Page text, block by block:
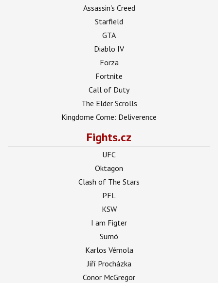
Assassin's Creed
Starfield
GTA
Diablo IV
Forza
Fortnite
Call of Duty
The Elder Scrolls
Kingdome Come: Deliverence
Fights.cz
UFC
Oktagon
Clash of The Stars
PFL
KSW
I am Figter
Sumó
Karlos Vémola
Jiří Procházka
Conor McGregor